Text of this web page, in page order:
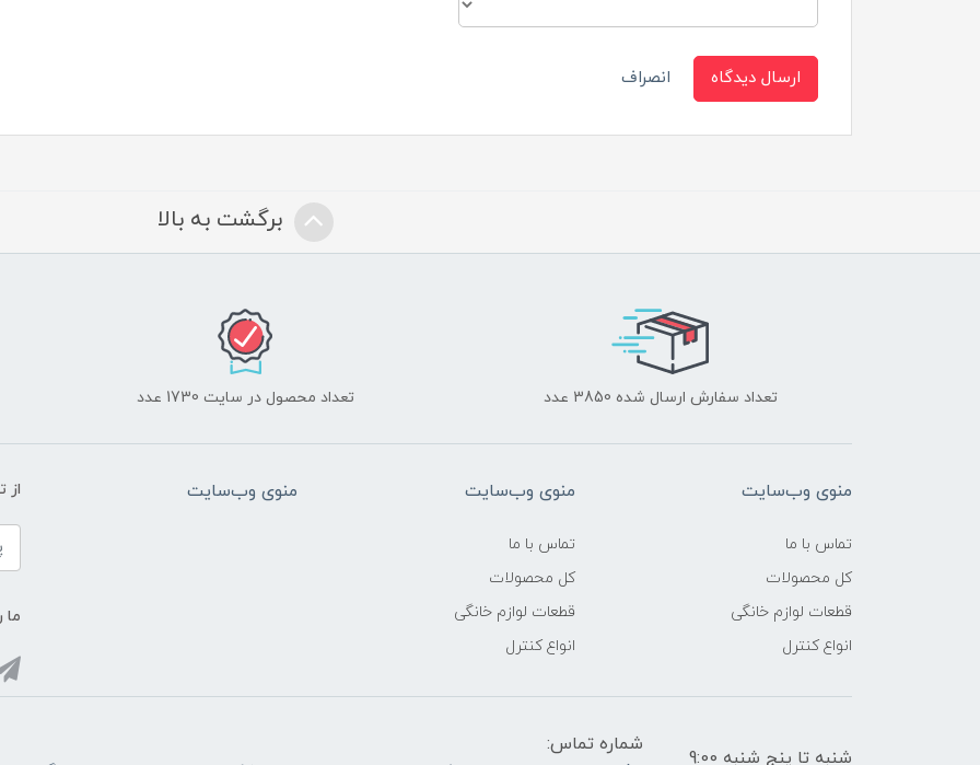
ارسال دیدگاه انصراف
برگشت به بالا
تعداد سفارش ارسال شده 3850 عدد تعداد محصول در سایت 1730 عدد
منوی وب‌سایت
تماس با ما
کل محصولات
قطعات لوازم خانگی
انواع کنترل
منوی وب‌سایت
تماس با ما
کل محصولات
قطعات لوازم خانگی
انواع کنترل
منوی وب‌سایت از
ما
شنبه تا پنج شنبه 9:00
شماره تماس: